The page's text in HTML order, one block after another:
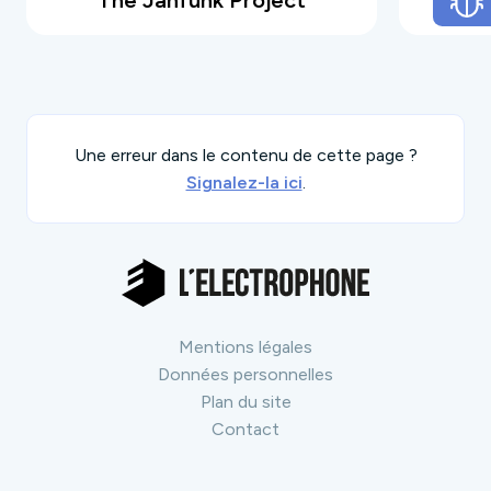
variées telles que : Death From Above, Royal
Une erreur dans le contenu de cette page ?
Signalez-la ici.
Mentions légales
Données personnelles
Plan du site
Contact